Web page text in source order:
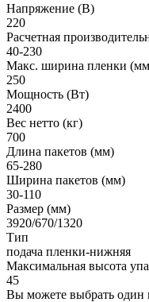
Напряжение (В)
220
Расчетная
40-230
Макс. ширина пленки
250
Мощность (Вт)
2400
Вес нетто (кг)
700
Длина пакетов (мм)
65-280
Ширина пакетов (мм)
30-110
Размер (мм)
3920/670/1320
Тип
подача пленки-нижняя
Максимальная высота
45
Вы можете выбрать один